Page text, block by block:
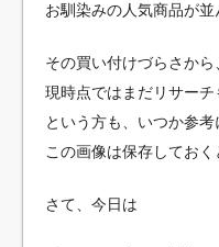
お馴染みの人気商品が並
その買い付けづらさから
現時点ではまだリサー
という方も、いつか参
この画像は保存しておく
さて、今日は